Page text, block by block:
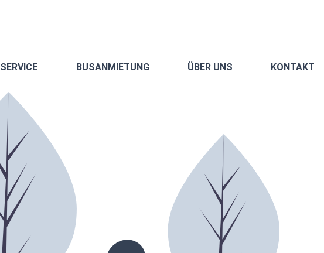
SERVICE BUSANMIETUNG ÜBER UNS KONTAKT